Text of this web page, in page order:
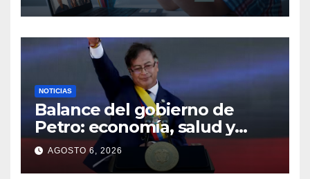
NOTICIAS
Balance del gobierno de
Petro: economía, salud y
seguridad, en rojo
AGOSTO 6, 2026